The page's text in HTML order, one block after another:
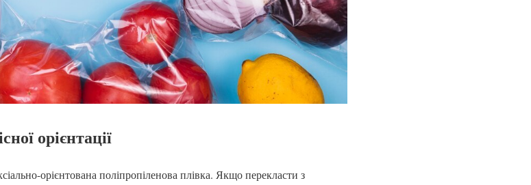
орієнтації
орієнтована поліпропіленова плівка. Якщо перекласти з